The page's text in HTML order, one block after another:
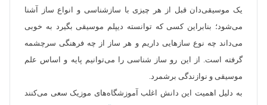
یک موسیقی‌دان قبل از هر چیزی با سازشناسی و انواع ساز آشنا
می‌شود؛ بنابراین کسی که توانسته دیپلم موسیقی بگیرد به خوبی
می‌داند چه نوع سازهایی داریم و هر ساز از چه فرهنگی سرچشمه
گرفته است. از این رو ساز شناسی را می‌توانیم پایه و اساس علم
موسیقی و نوازندگی برشمرد.
به دلیل اهمیت این دانش اغلب آموزشگاه‌های موزیک سعی می‌کنند